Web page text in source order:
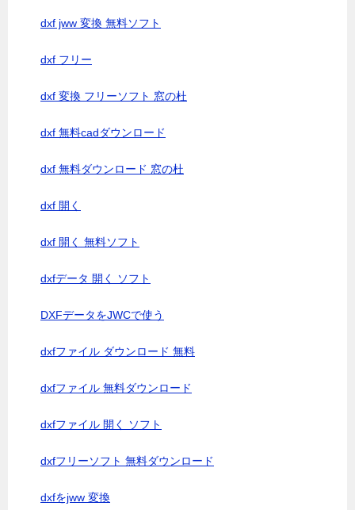
dxf jww 変換 無料ソフト
dxf フリー
dxf 変換 フリーソフト 窓の杜
dxf 無料cadダウンロード
dxf 無料ダウンロード 窓の杜
dxf 開く
dxf 開く 無料ソフト
dxfデータ 開く ソフト
DXFデータをJWCで使う
dxfファイル ダウンロード 無料
dxfファイル 無料ダウンロード
dxfファイル 開く ソフト
dxfフリーソフト 無料ダウンロード
dxfをjww 変換